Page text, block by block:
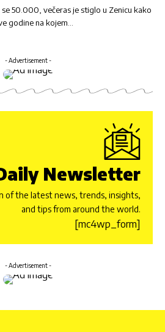
50.000, večeras je stiglo u Zenicu kako
godine na kojem…
- Advertisement -
Newsletter
of the latest news, trends, insights,
and tips from around the world.
[mc4wp_form]
- Advertisement -